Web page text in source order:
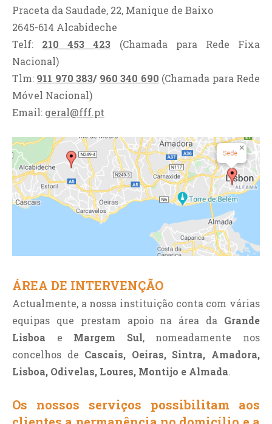
Praceta da Saudade, 22, Manique de Baixo
2645-614 Alcabideche
Telf: 210 453 423 (Chamada para Rede Fixa
Nacional)
Tlm: 911 970 383/ 960 340 690 (Chamada para Rede
Móvel Nacional)
Email: geral@fff.pt
ÁREA DE INTERVENÇÃO
Actualmente, a nossa instituição conta com várias
equipas que prestam apoio na área da Grande
Lisboa e Margem Sul, nomeadamente nos
concelhos de Cascais, Oeiras, Sintra, Amadora,
Lisboa, Odivelas, Loures, Montijo e Almada.
Os nossos serviços possibilitam aos